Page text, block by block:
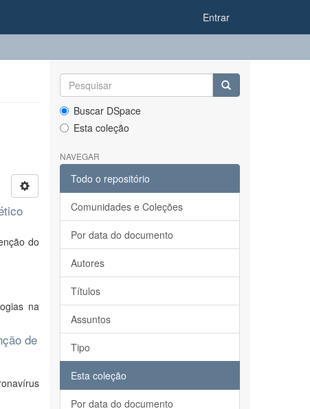
Entrar
do
na
de
Buscar DSpace
Esta coleção
NAVEGAR
Todo o repositório
Comunidades e Coleções
Por data do documento
Autores
Títulos
Assuntos
Tipo
Esta coleção
Por data do documento